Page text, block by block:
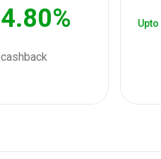
4.80%
cashback
Upto